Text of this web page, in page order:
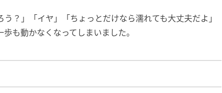
う？」「イヤ」「ちょっとだけなら濡れても大丈夫だよ」
も動かなくなってしまいました。